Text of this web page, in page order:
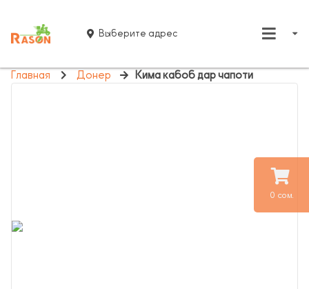
0 сом.
Выберите адрес
Главная Донер Кима кабоб дар чапоти